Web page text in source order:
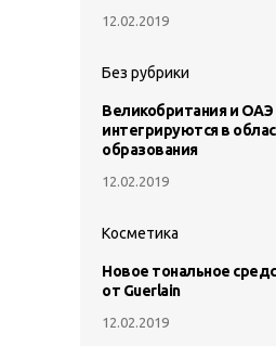
12.02.2019
Без рубрики
Великобритания и ОАЭ
интегрируются в
образования
12.02.2019
Косметика
Новое тональное
от Guerlain
12.02.2019